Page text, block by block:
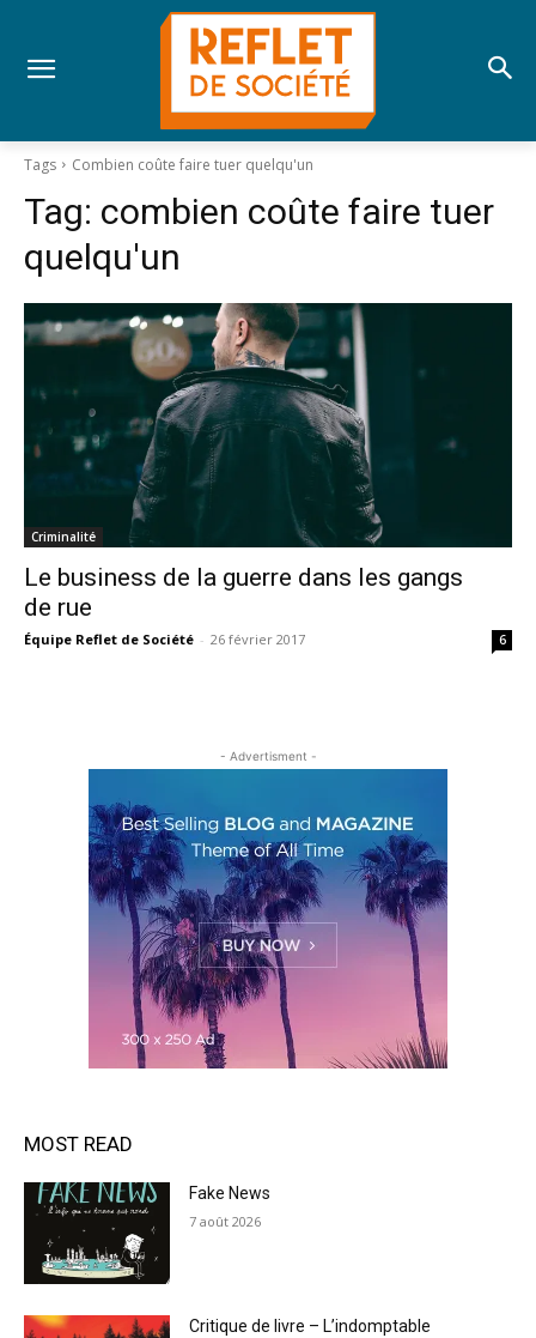
Tags Combien coûte faire tuer quelqu'un
Tag: combien coûte faire tuer
quelqu'un
Criminalité
Le business de la guerre dans les gangs
de rue
Équipe Reflet de Société - 26 février 2017 6
- Advertisment -
MOST READ
Fake News
7 août 2026
Critique de livre – L’indomptable